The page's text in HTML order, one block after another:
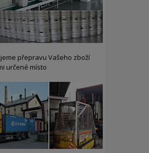
přepravu Vašeho zboží
určené místo